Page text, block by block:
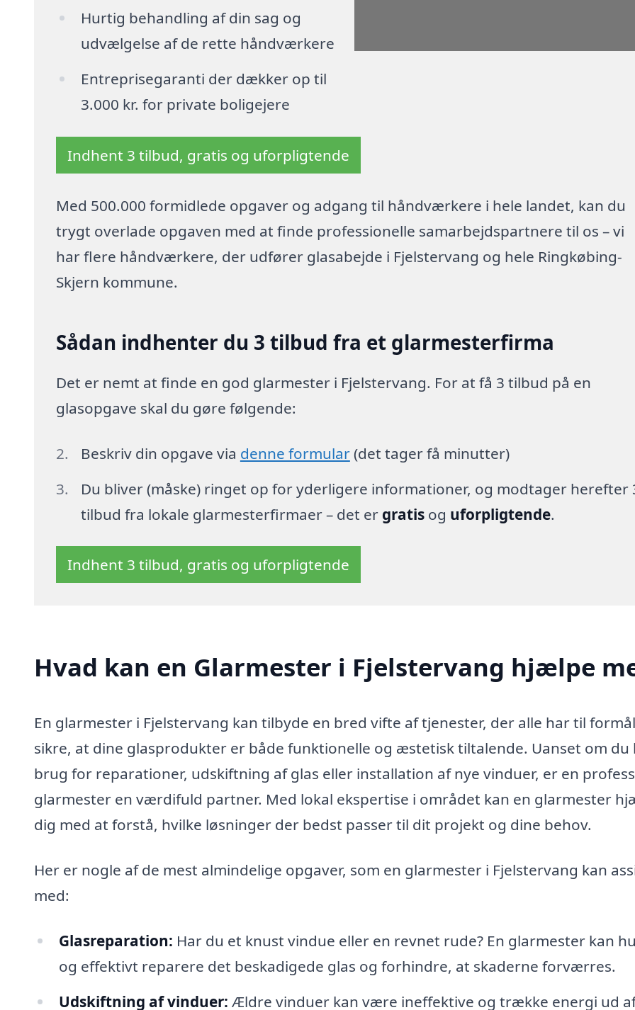
Hurtig behandling af din sag og
udvælgelse af de rette håndværkere
Entreprisegaranti der dækker op til
3.000 kr. for private boligejere
Indhent 3 tilbud, gratis og uforpligtende
Med 500.000 formidlede opgaver og adgang til håndværkere i hele landet, kan du
trygt overlade opgaven med at finde professionelle samarbejdspartnere til os – vi
har flere håndværkere, der udfører glasabejde i Fjelstervang og hele Ringkøbing-
Skjern kommune.
Sådan indhenter du 3 tilbud fra et glarmesterfirma
Det er nemt at finde en god glarmester i Fjelstervang. For at få 3 tilbud på en
glasopgave skal du gøre følgende:
Beskriv din opgave via denne formular(det tager få minutter)
Du bliver (måske) ringet op for yderligere informationer, og modtager herefter
tilbud fra lokale glarmesterfirmaer – det er gratisog uforpligtende.
Indhent 3 tilbud, gratis og uforpligtende
Hvad kan en Glarmester i Fjelstervang hjælpe
En glarmester i Fjelstervang kan tilbyde en bred vifte af tjenester, der alle har til
sikre, at dine glasprodukter er både funktionelle og æstetisk tiltalende. Uanset om du
brug for reparationer, udskiftning af glas eller installation af nye vinduer, er en
glarmester en værdifuld partner. Med lokal ekspertise i området kan en glarmester
dig med at forstå, hvilke løsninger der bedst passer til dit projekt og dine behov.
Her er nogle af de mest almindelige opgaver, som en glarmester i Fjelstervang kan
med:
Glasreparation: Har du et knust vindue eller en revnet rude? En glarmester kan
og effektivt reparere det beskadigede glas og forhindre, at skaderne forværres.
Udskiftning af vinduer: Ældre vinduer kan være ineffektive og trække energi ud